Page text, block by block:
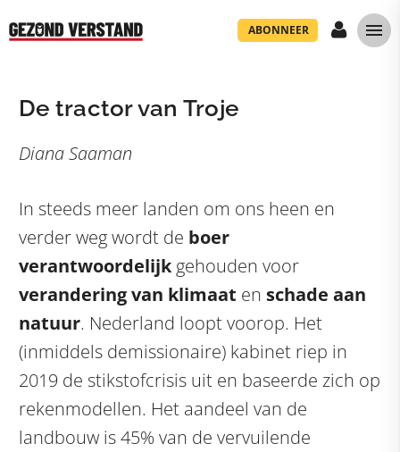
ABONNEER
De tractor van Troje
Diana Saaman
In steeds meer landen om ons heen en
verder weg wordt de boer
verantwoordelijkgehouden voor
verandering van klimaat en schade aan
natuur. Nederland loopt voorop. Het
(inmiddels demissionaire) kabinet riep in
2019 de stikstofcrisis uit en baseerde zich op
rekenmodellen. Het aandeel van de
landbouw is 45% van de vervuilende